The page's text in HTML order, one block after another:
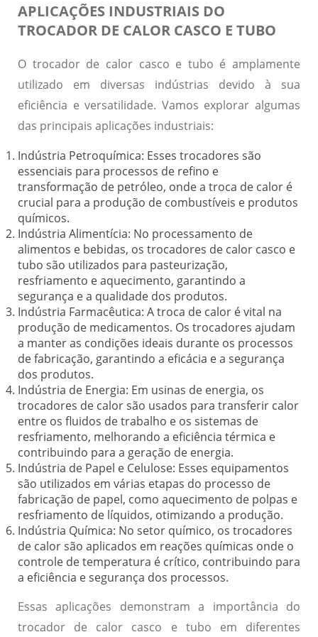
APLICAÇÕES INDUSTRIAIS DO
TROCADOR DE CALOR CASCO E TUBO
O trocador de calor casco e tubo é amplamente
utilizado em diversas indústrias devido à sua
eficiência e versatilidade. Vamos explorar algumas
das principais aplicações industriais:
Indústria Petroquímica: Esses trocadores são
essenciais para processos de refino e
transformação de petróleo, onde a troca de calor é
crucial para a produção de combustíveis e produtos
químicos.
Indústria Alimentícia: No processamento de
alimentos e bebidas, os trocadores de calor casco e
tubo são utilizados para pasteurização,
resfriamento e aquecimento, garantindo a
segurança e a qualidade dos produtos.
Indústria Farmacêutica: A troca de calor é vital na
produção de medicamentos. Os trocadores ajudam
a manter as condições ideais durante os processos
de fabricação, garantindo a eficácia e a segurança
dos produtos.
Indústria de Energia: Em usinas de energia, os
trocadores de calor são usados para transferir calor
entre os fluidos de trabalho e os sistemas de
resfriamento, melhorando a eficiência térmica e
contribuindo para a geração de energia.
Indústria de Papel e Celulose: Esses equipamentos
são utilizados em várias etapas do processo de
fabricação de papel, como aquecimento de polpas e
resfriamento de líquidos, otimizando a produção.
Indústria Química: No setor químico, os trocadores
de calor são aplicados em reações químicas onde o
controle de temperatura é crítico, contribuindo para
a eficiência e segurança dos processos.
Essas aplicações demonstram a importância do
trocador de calor casco e tubo em diferentes